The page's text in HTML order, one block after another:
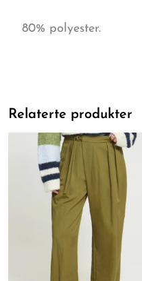
80% polyester.
Relaterte produkter